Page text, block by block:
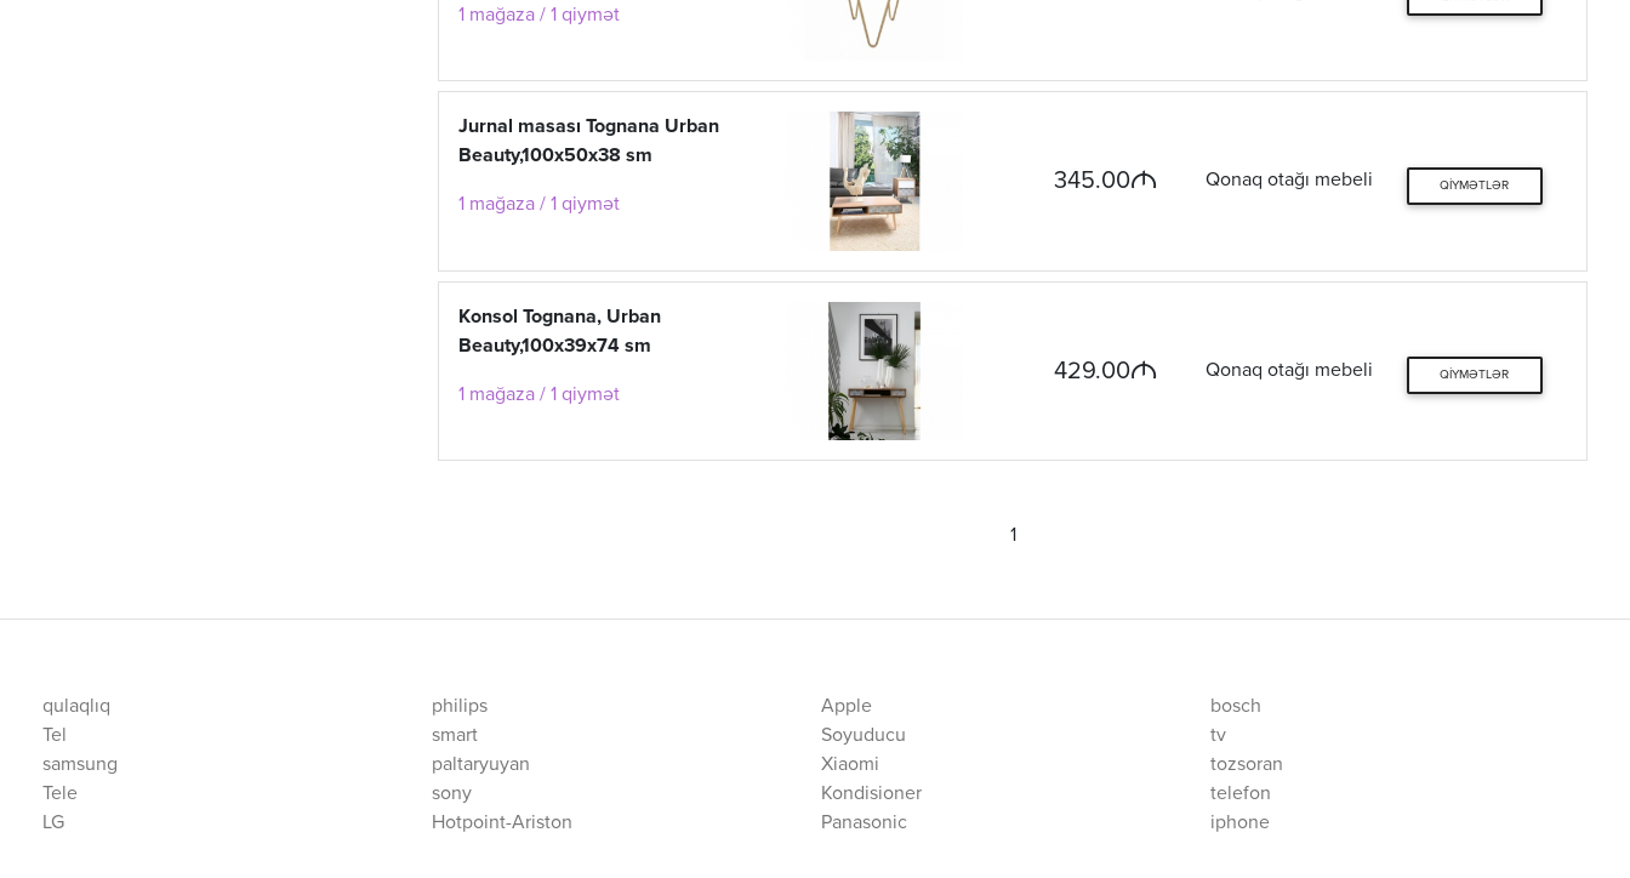
1 mağaza / 1 qiymət
Jurnal masası Tognana Urban
Beauty,100x50x38 sm
1 mağaza / 1 qiymət
345.00M Qonaq otağı mebeli QIYMƏTLƏR
Konsol Tognana, Urban
Beauty,100x39x74 sm
1 mağaza / 1 qiymət
429.00M Qonaq otağı mebeli QIYMƏTLƏR
1
qulaqlıq
Tel
samsung
Tele
LG
philips
smart
paltaryuyan
sony
Hotpoint-Ariston
Apple
Soyuducu
Xiaomi
Kondisioner
Panasonic
bosch
tv
tozsoran
telefon
iphone